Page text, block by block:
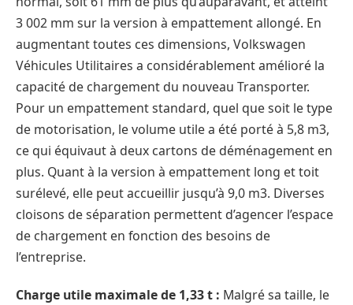
3 002 mm sur la version à empattement allongé. En
augmentant toutes ces dimensions, Volkswagen
Véhicules Utilitaires a considérablement amélioré la
capacité de chargement du nouveau Transporter.
Pour un empattement standard, quel que soit le type
de motorisation, le volume utile a été porté à 5,8 m3,
ce qui équivaut à deux cartons de déménagement en
plus. Quant à la version à empattement long et toit
surélevé, elle peut accueillir jusqu’à 9,0 m3. Diverses
cloisons de séparation permettent d’agencer l’espace
de chargement en fonction des besoins de
l’entreprise.
Charge utile maximale de 1,33 t : Malgré sa taille, le